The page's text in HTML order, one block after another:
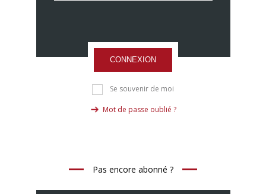
CONNEXION
Se souvenir de moi
Mot de passe oublié ?
Pas encore abonné ?